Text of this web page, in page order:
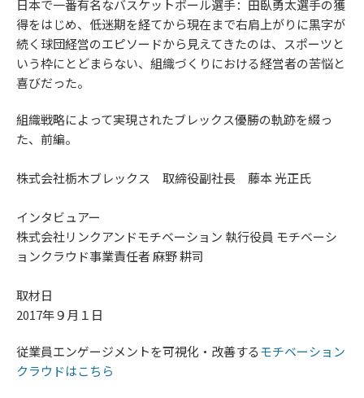
日本で一番有名なバスケットボール選手：田臥勇太選手の獲
得をはじめ、低迷期を経てから現在まで右肩上がりに黒字が
続く球団経営のエピソードから見えてきたのは、スポーツと
いう枠にとどまらない、組織づくりにおける経営者の苦悩と
喜びだった。
組織戦略によって実現されたブレックス優勝の軌跡を綴っ
た、前編。
株式会社栃木ブレックス 取締役副社長 藤本 光正氏
インタビュアー
株式会社リンクアンドモチベーション 執行役員 モチベーシ
ョンクラウド事業責任者 麻野 耕司
取材日
2017年９月１日
従業員エンゲージメントを可視化・改善するモチベーション
クラウドはこちら